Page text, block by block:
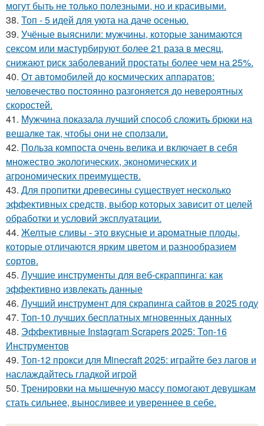
могут быть не только полезными, но и красивыми.
38. Топ - 5 идей для уюта на даче осенью.
39. Учёные выяснили: мужчины, которые занимаются
сексом или мастурбируют более 21 раза в месяц,
снижают риск заболеваний простаты более чем на 25%.
40. От автомобилей до космических аппаратов:
человечество постоянно разгоняется до невероятных
скоростей.
41. Мужчина показала лучший способ сложить брюки на
вешалке так, чтобы они не сползали.
42. Польза компоста очень велика и включает в себя
множество экологических, экономических и
агрономических преимуществ.
43. Для пропитки древесины существует несколько
эффективных средств, выбор которых зависит от целей
обработки и условий эксплуатации.
44. Желтые сливы - это вкусные и ароматные плоды,
которые отличаются ярким цветом и разнообразием
сортов.
45. Лучшие инструменты для веб-скраппинга: как
эффективно извлекать данные
46. Лучший инструмент для скрапинга сайтов в 2025 году
47. Топ-10 лучших бесплатных мгновенных данных
48. Эффективные Instagram Scrapers 2025: Топ-16
Инструментов
49. Топ-12 прокси для Minecraft 2025: играйте без лагов и
наслаждайтесь гладкой игрой
50. Тренировки на мышечную массу помогают девушкам
стать сильнее, выносливее и увереннее в себе.